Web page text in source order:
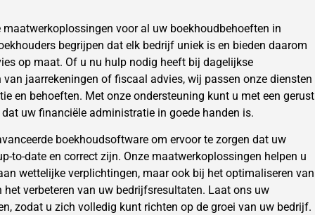
maatwerkoplossingen voor al uw boekhoudbehoeften in
begrijpen dat elk bedrijf uniek is en bieden daarom
op maat. Of u nu hulp nodig heeft bij dagelijkse
jaarrekeningen of fiscaal advies, wij passen onze diensten
en behoeften. Met onze ondersteuning kunt u met een gerust
uw financiële administratie in goede handen is.
boekhoudsoftware om ervoor te zorgen dat uw
to-date en correct zijn. Onze maatwerkoplossingen helpen u
wettelijke verplichtingen, maar ook bij het optimaliseren van
het verbeteren van uw bedrijfsresultaten. Laat ons uw
zodat u zich volledig kunt richten op de groei van uw bedrijf.